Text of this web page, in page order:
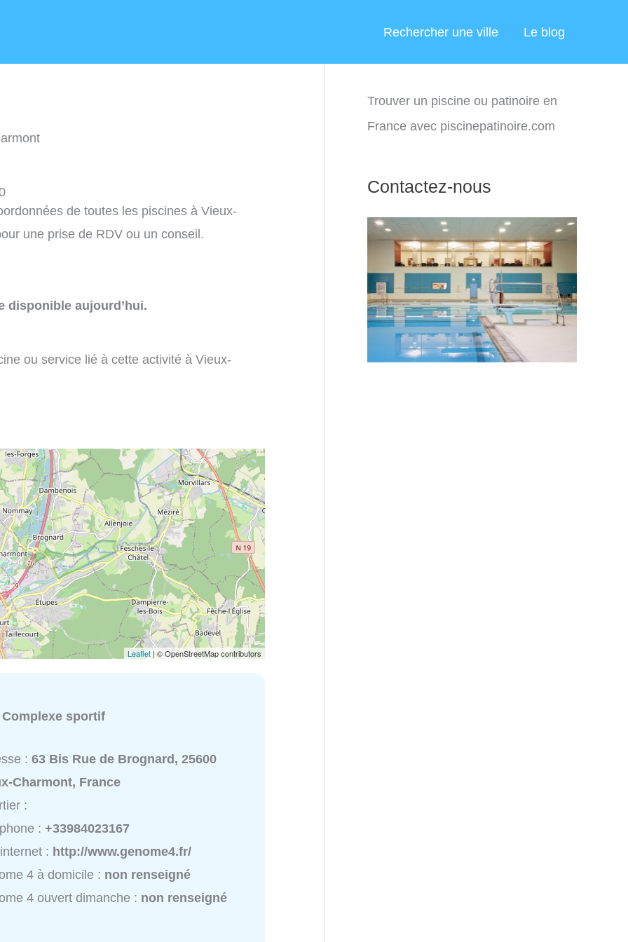
Rechercher une ville Le blog
de toutes les piscines à Vieux-
une prise de RDV ou un conseil.
disponible aujourd’hui.
ou service lié à cette activité à Vieux-
Leaflet | © OpenStreetMap contributors
Complexe sportif
:63 Bis Rue de Brognard, 25600
Charmont, France
:
:+33984023167
: http://www.genome4.fr/
4 à domicile : non renseigné
4 ouvert dimanche : non renseigné
Trouver un piscine ou patinoire en
France avec piscinepatinoire.com
Contactez-nous